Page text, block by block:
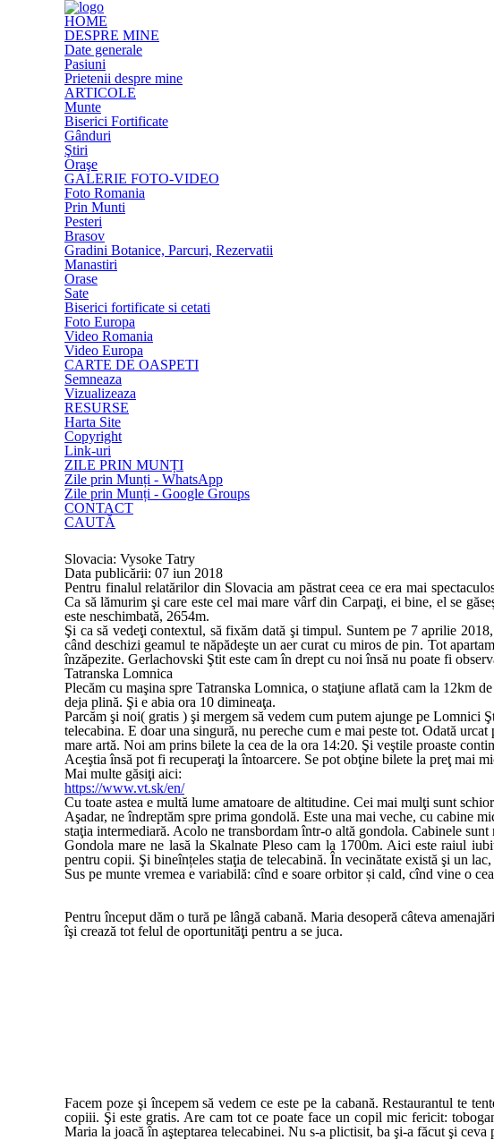
HOME
DESPRE MINE
Date generale
Pasiuni
Prietenii despre mine
ARTICOLE
Munte
Biserici Fortificate
Gânduri
Ştiri
Oraşe
GALERIE FOTO-VIDEO
Foto Romania
Prin Munti
Pesteri
Brasov
Gradini Botanice, Parcuri, Rezervatii
Manastiri
Orase
Sate
Biserici fortificate si cetati
Foto Europa
Video Romania
Video Europa
CARTE DE OASPETI
Semneaza
Vizualizeaza
RESURSE
Harta Site
Copyright
Link-uri
ZILE PRIN MUNȚI
Zile prin Munți - WhatsApp
Zile prin Munți - Google Groups
CONTACT
CAUTĂ
Slovacia: Vysoke Tatry
Data publicării: 07 iun 2018
Pentru finalul relatărilor din Slovacia am păstrat ceea ce era mai
Ca să lămurim şi care este cel mai mare vârf din Carpaţi, ei bine, el se
este neschimbată, 2654m.
Şi ca să vedeţi contextul, să fixăm dată şi timpul. Suntem pe 7 aprilie
când deschizi geamul te năpădeşte un aer curat cu miros de pin. Tot
înzăpezite. Gerlachovski Ştit este cam în drept cu noi însă nu poate fi
Tatranska Lomnica
Plecăm cu maşina spre Tatranska Lomnica, o staţiune aflată cam la 12km
deja plină. Şi e abia ora 10 dimineaţa.
Parcăm şi noi( gratis ) şi mergem să vedem cum putem ajunge pe Lomnici
telecabina. E doar una singură, nu pereche cum e mai peste tot. Odată
mare artă. Noi am prins bilete la cea de la ora 14:20. Şi veştile proaste
Aceştia însă pot fi recuperaţi la întoarcere. Se pot obţine bilete la preţ mai
Mai multe găsiţi aici:
https://www.vt.sk/en/
Cu toate astea e multă lume amatoare de altitudine. Cei mai mulţi sunt
Aşadar, ne îndreptăm spre prima gondolă. Este una mai veche, cu cabine
staţia intermediară. Acolo ne transbordam într-o altă gondola. Cabinele
Gondola mare ne lasă la Skalnate Pleso cam la 1700m. Aici este raiul
pentru copii. Şi bineînțeles staţia de telecabină. În vecinătate există şi un
Sus pe munte vremea e variabilă: cînd e soare orbitor și cald, cînd vine o
Pentru început dăm o tură pe lângă cabană. Maria desoperă câteva
îşi crează tot felul de oportunităţi pentru a se juca.
Facem poze şi începem să vedem ce este pe la cabană. Restaurantul te
copiii. Şi este gratis. Are cam tot ce poate face un copil mic fericit:
Maria la joacă în aşteptarea telecabinei. Nu s-a plictisit, ba şi-a făcut şi ceva